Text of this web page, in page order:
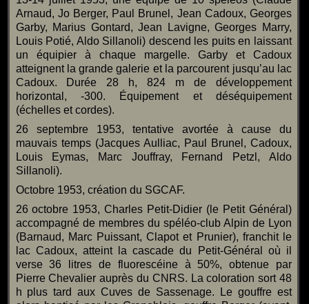
Arnaud, Jo Berger, Paul Brunel, Jean Cadoux, Georges
Garby, Marius Gontard, Jean Lavigne, Georges Marry,
Louis Potié, Aldo Sillanoli) descend les puits en laissant
un équipier à chaque margelle. Garby et Cadoux
atteignent la grande galerie et la parcourent jusqu’au lac
Cadoux. Durée 28 h, 824 m de développement
horizontal, -300. Équipement et déséquipement
(échelles et cordes).
26 septembre 1953, tentative avortée à cause du
mauvais temps (Jacques Aulliac, Paul Brunel, Cadoux,
Louis Eymas, Marc Jouffray, Fernand Petzl, Aldo
Sillanoli).
Octobre 1953, création du SGCAF.
26 octobre 1953, Charles Petit-Didier (le Petit Général)
accompagné de membres du spéléo-club Alpin de Lyon
(Barnaud, Marc Puissant, Clapot et Prunier), franchit le
lac Cadoux, atteint la cascade du Petit-Général où il
verse 36 litres de fluorescéine à 50%, obtenue par
Pierre Chevalier auprès du CNRS. La coloration sort 48
h plus tard aux Cuves de Sassenage. Le gouffre est